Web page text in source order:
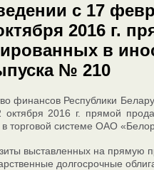
с 17
2016 г.
в
№ 210
финансов Республики
2016 г. прямой
в торговой системе ОАО
выставленных на прямую
долгосрочные